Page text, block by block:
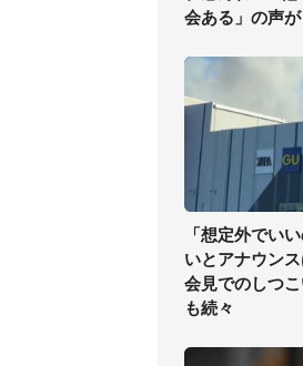
会ある」の声が
「想定外でい
いとアナウン
会見でのしつ
も続々